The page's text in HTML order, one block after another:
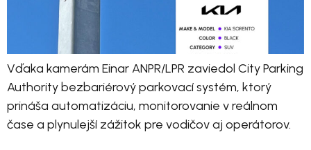
Vďaka kamerám Einar ANPR/LPR zaviedol City Parking
Authority bezbariérový parkovací systém, ktorý
prináša automatizáciu, monitorovanie v reálnom
čase a plynulejší zážitok pre vodičov aj operátorov.